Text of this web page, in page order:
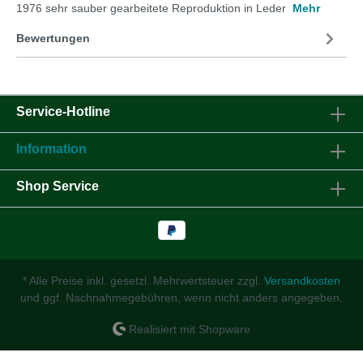
1976 sehr sauber gearbeitete Reproduktion in Leder Mehr
Bewertungen
Service-Hotline
Information
Shop Service
* Alle Preise inkl. gesetzl. Mehrwertsteuer zzgl. Versandkosten
und ggf. Nachnahmegebühren, wenn nicht anders angegeben.
Realisiert mit Shopware